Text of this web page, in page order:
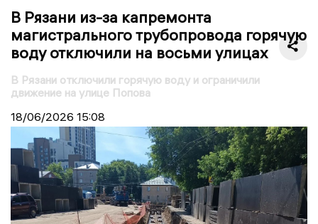
В Рязани из-за капремонта
магистрального трубопровода горячую
воду отключили на восьми улицах
В Рязани отключили горячую воду и ограничили
движение на улице Попова
18/06/2026 15:08